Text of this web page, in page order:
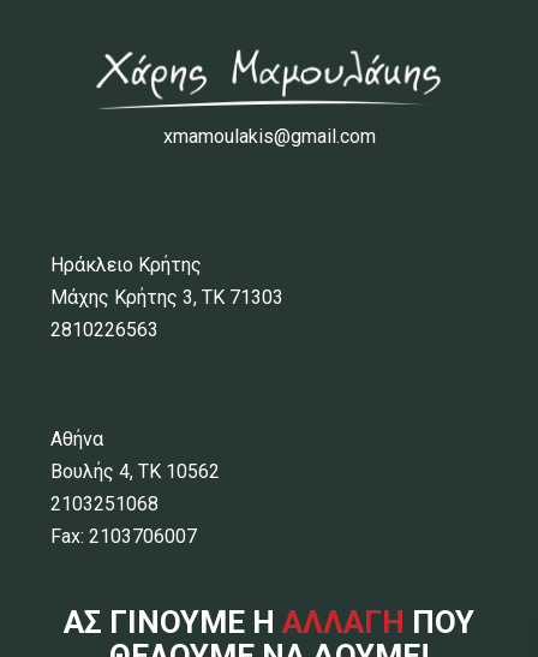
xmamoulakis@gmail.com
Ηράκλειο Κρήτης
Μάχης Κρήτης 3, ΤΚ 71303
2810226563
Αθήνα
Βουλής 4, ΤΚ 10562
2103251068
Fax: 2103706007
ΑΣ ΓΙΝΟΥΜΕ Η ΑΛΛΑΓΗ ΠΟΥ